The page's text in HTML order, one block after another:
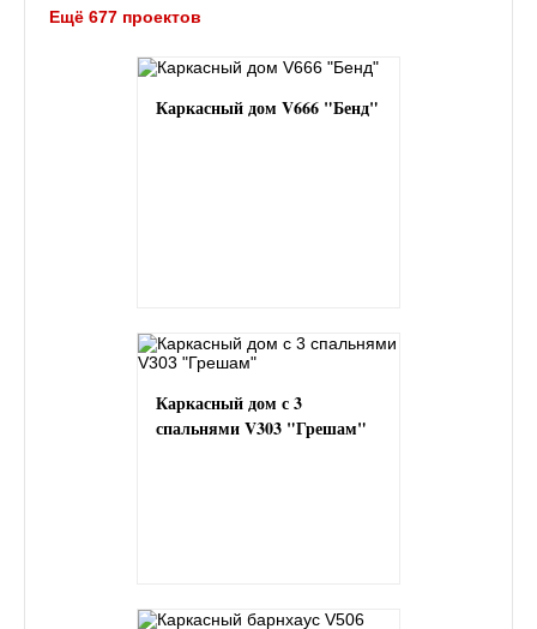
Ещё 677 проектов
Каркасный дом V666 "Бенд"
Каркасный дом с 3
спальнями V303 "Грешам"